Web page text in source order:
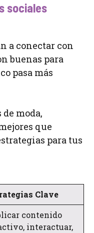
sociales
a conectar con
buenas para
pasa más
moda,
que
para tus
Clave
contenido
interactuar,